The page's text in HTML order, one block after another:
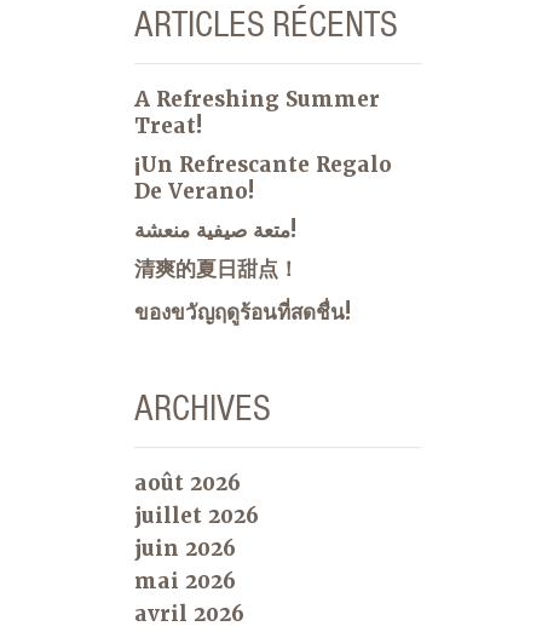
ARTICLES RÉCENTS
A Refreshing Summer
Treat!
¡Un Refrescante Regalo
De Verano!
متعة صيفية منعشة!
清爽的夏日甜点！
ของขวัญฤดูร้อนที่สดชื่น!
ARCHIVES
août 2026
juillet 2026
juin 2026
mai 2026
avril 2026